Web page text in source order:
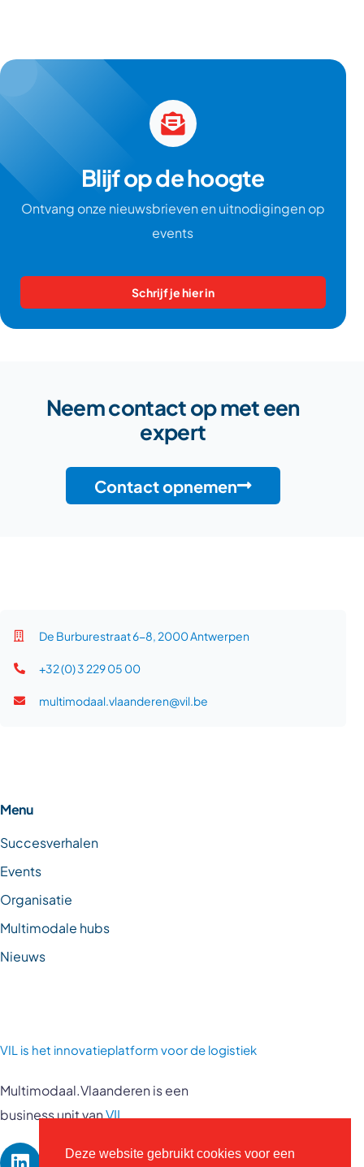
Blijf op de hoogte
Ontvang onze nieuwsbrieven en uitnodigingen op
events
Schrijf je hier in
Neem contact op met een
expert
Contact opnemen
De Burburestraat 6-8, 2000 Antwerpen
+32 (0) 3 229 05 00
multimodaal.vlaanderen@vil.be
Menu
Succesverhalen
Events
Organisatie
Multimodale hubs
Nieuws
VIL is het innovatieplatform voor de logistiek
Multimodaal.Vlaanderen is een
business unit vanVIL
Deze website gebruikt cookies voor een